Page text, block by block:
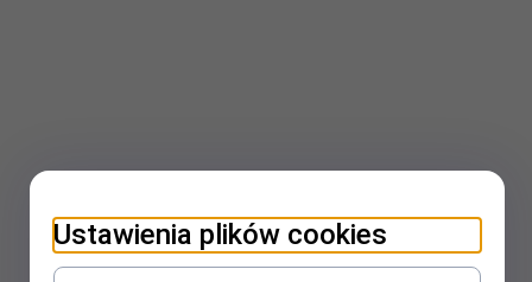
Ustawienia plików cookies